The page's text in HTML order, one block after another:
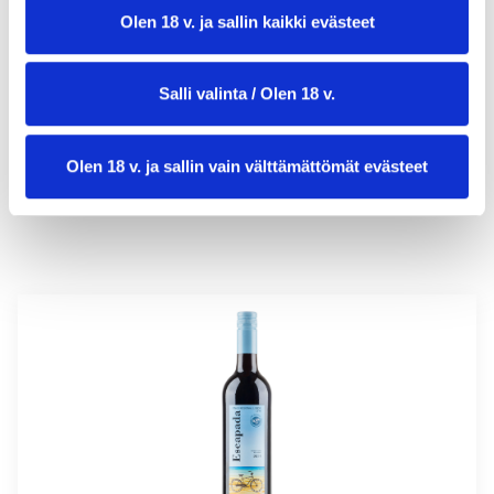
Olen 18 v. ja sallin kaikki evästeet
Salli valinta / Olen 18 v.
Olen 18 v. ja sallin vain välttämättömät evästeet
annosmäärä :4